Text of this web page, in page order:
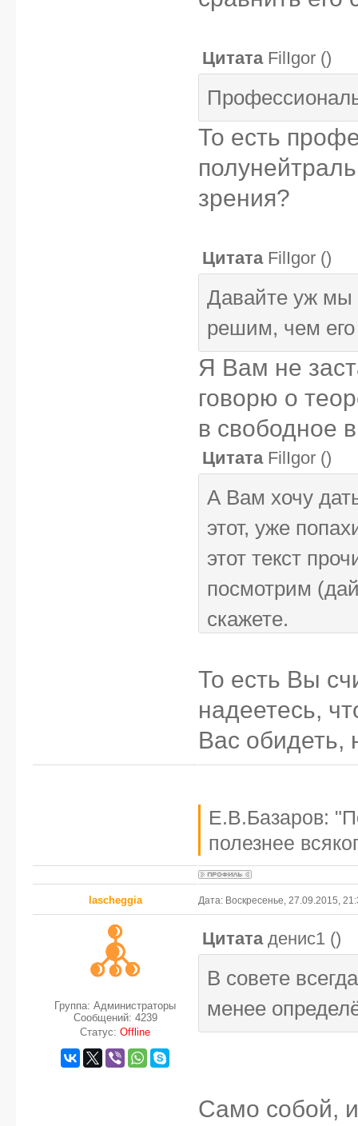
Цитата FilIgor ()
То есть
зрения?
Цитата FilIgor ()
Давайте уж
решим, чем его
Я Вам не
говорю о
в свободное
Цитата FilIgor ()
А Вам хочу
этот, уже
этот текст
посмотрим
скажете.
То есть Вы
надеетесь,
Вас обидеть,
Е.В.Базаров:
полезнее
lascheggia Дата: Воскресенье, 27.09.2015,
Группа: Администраторы
Сообщений: 4239
Статус: Offline
Цитата денис1 ()
В совете
менее
Само собой,